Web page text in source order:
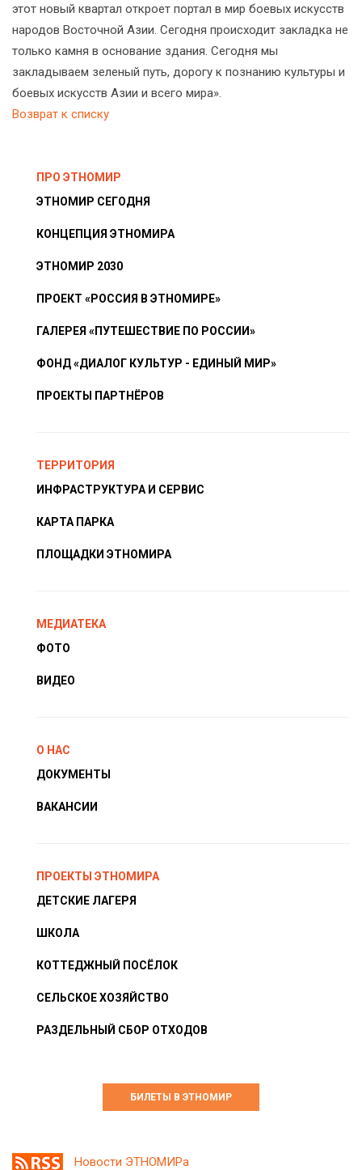
этот новый квартал откроет портал в мир боевых искусств
народов Восточной Азии. Сегодня происходит закладка не
только камня в основание здания. Сегодня мы
закладываем зеленый путь, дорогу к познанию культуры и
боевых искусств Азии и всего мира».
Возврат к списку
ПРО ЭТНОМИР
ЭТНОМИР СЕГОДНЯ
КОНЦЕПЦИЯ ЭТНОМИРА
ЭТНОМИР 2030
ПРОЕКТ «РОССИЯ В ЭТНОМИРЕ»
ГАЛЕРЕЯ «ПУТЕШЕСТВИЕ ПО РОССИИ»
ФОНД «ДИАЛОГ КУЛЬТУР - ЕДИНЫЙ МИР»
ПРОЕКТЫ ПАРТНЁРОВ
ТЕРРИТОРИЯ
ИНФРАСТРУКТУРА И СЕРВИС
КАРТА ПАРКА
ПЛОЩАДКИ ЭТНОМИРА
МЕДИАТЕКА
ФОТО
ВИДЕО
О НАС
ДОКУМЕНТЫ
ВАКАНСИИ
ПРОЕКТЫ ЭТНОМИРА
ДЕТСКИЕ ЛАГЕРЯ
ШКОЛА
КОТТЕДЖНЫЙ ПОСЁЛОК
СЕЛЬСКОЕ ХОЗЯЙСТВО
РАЗДЕЛЬНЫЙ СБОР ОТХОДОВ
БИЛЕТЫ В ЭТНОМИР
Новости ЭТНОМИРа